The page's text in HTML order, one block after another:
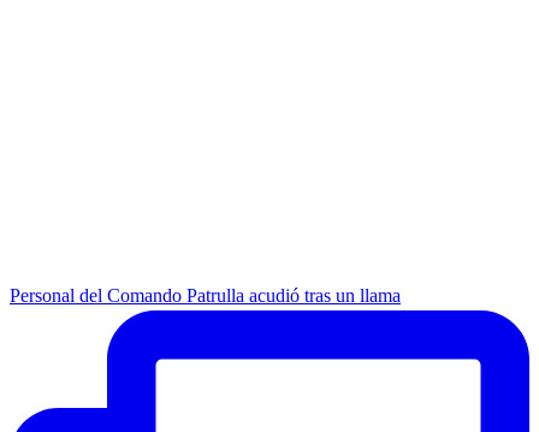
Personal del Comando Patrulla acudió tras un llama